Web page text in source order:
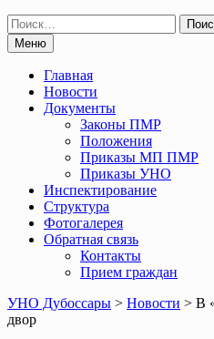
Поиск
по:Меню
Главная
Новости
Документы
Законы ПМР
Положения
Приказы МП ПМР
Приказы УНО
Инспектирование
Структура
Фотогалерея
Обратная связь
Контакты
Прием граждан
УНО Дубоссары > Новости > В
двор